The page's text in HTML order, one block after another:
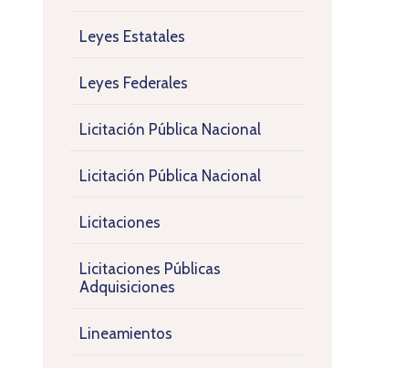
Leyes Estatales
Leyes Federales
Licitación Pública Nacional
Licitación Pública Nacional
Licitaciones
Licitaciones Públicas
Adquisiciones
Lineamientos